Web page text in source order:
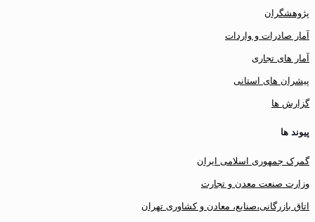
پژوهشگران
آمار صادرات و واردات
آمار های تجاری
پیشران های استانی
گزارش ها
پیوند ها
گمرک جمهوری اسلامی ایران
وزارت صنعت معدن و تجارت
اتاق بازرگانی،صنایع، معادن و کشاوری تهران